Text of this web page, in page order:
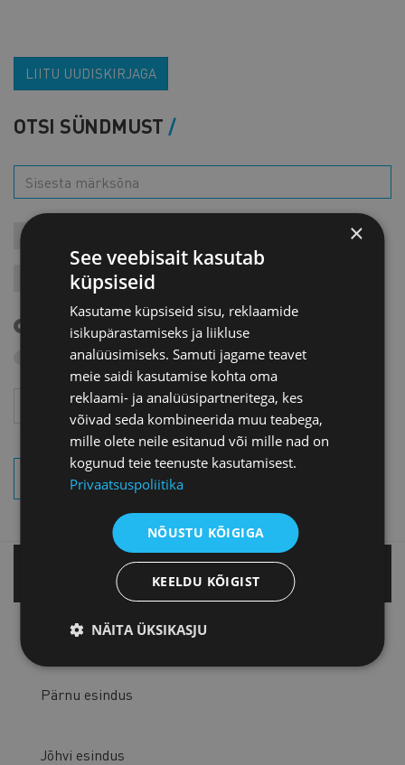
LIITU UUDISKIRJAGA
OTSI SÜNDMUST
JÄRELVAATAMINE MESSID
Tulevased sündmused
Otsi arhiivist
Kuu
OTSI SÜNDMUSI
Tartu esindus
Pärnu esindus
Jõhvi esindus
×
See veebisait kasutab
küpsiseid
Kasutame küpsiseid sisu, reklaamide
isikupärastamiseks ja liikluse
analüüsimiseks. Samuti jagame teavet
meie saidi kasutamise kohta oma
reklaami- ja analüüsipartneritega, kes
võivad seda kombineerida muu teabega,
mille olete neile esitanud või mille nad on
kogunud teie teenuste kasutamisest.
Privaatsuspoliitika
NÕUSTU KÕIGIGA
KEELDU KÕIGIST
NÄITA ÜKSIKASJU